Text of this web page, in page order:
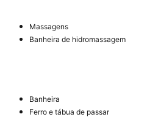
Massagens
Banheira de hidromassagem
Banheira
Ferro e tábua de passar